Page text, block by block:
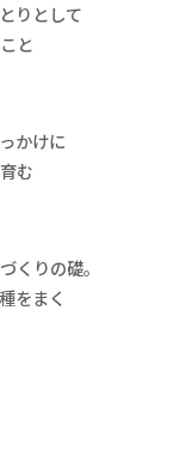
りとして
と
かけに
む
くりの礎。
をまく